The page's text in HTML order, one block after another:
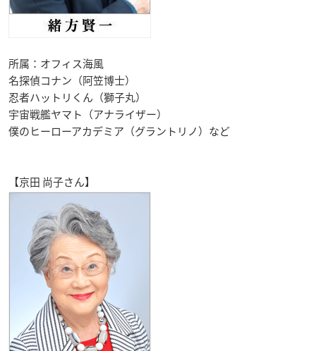
所属：オフィス海風
名探偵コナン（阿笠博士）
忍者ハットリくん（獅子丸）
宇宙戦艦ヤマト（アナライザー）
僕のヒーローアカデミア（グラントリノ）など
【京田 尚子さん】